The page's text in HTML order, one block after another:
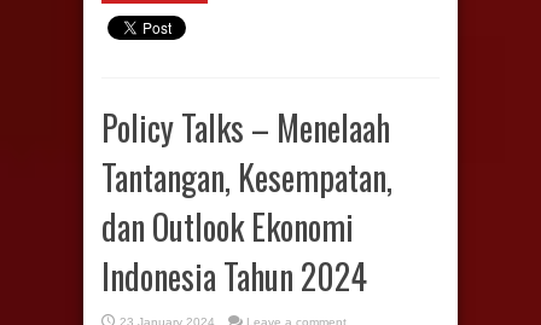
Policy Talks – Menelaah
Tantangan, Kesempatan,
dan Outlook Ekonomi
Indonesia Tahun 2024